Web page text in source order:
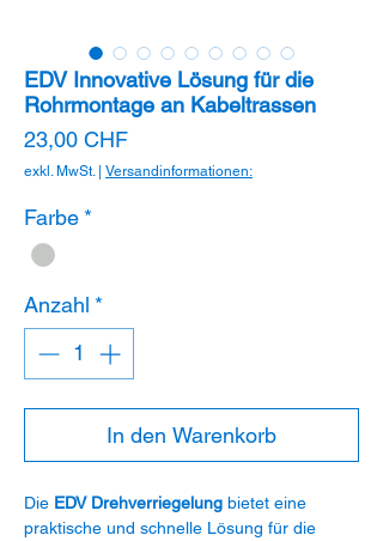
EDV Innovative Lösung für die
Rohrmontage an Kabeltrassen
23,00 CHFPreis
exkl. MwSt. | Versandinformationen:
Farbe *
Anzahl *
In den Warenkorb
Die EDV Drehverriegelung bietet eine
praktische und schnelle Lösung für die